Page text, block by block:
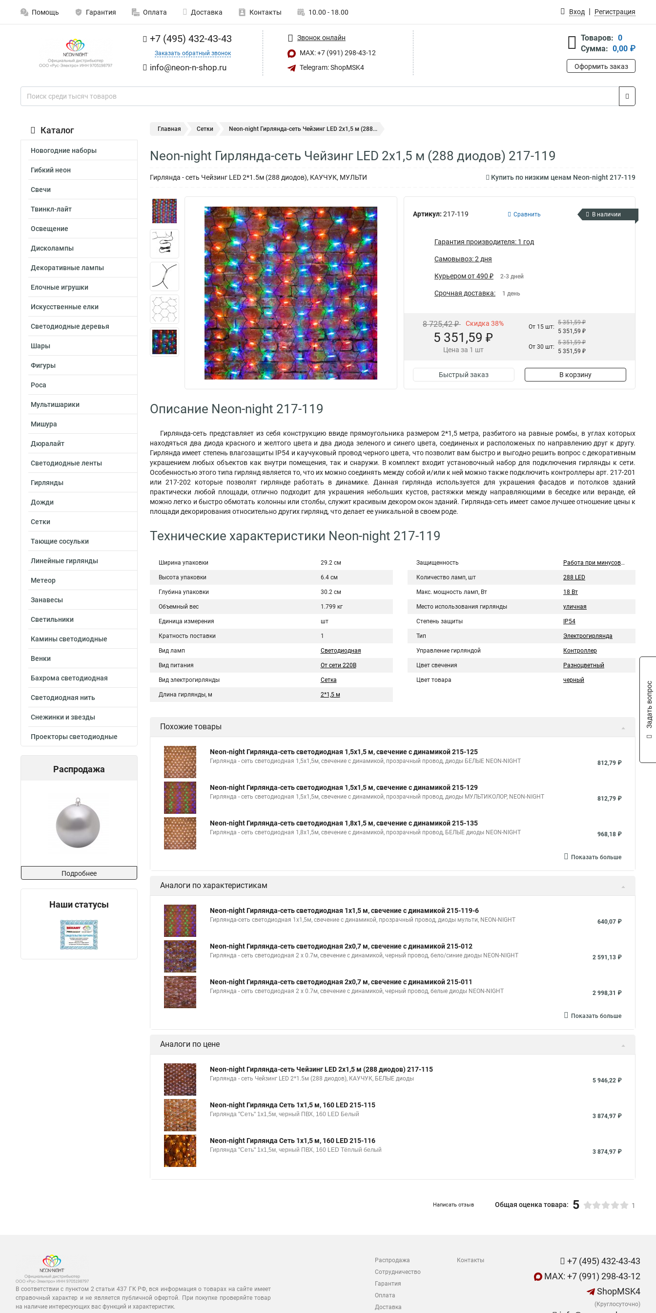
Помощь Гарантия Оплата Доставка Контакты 10.00 - 18.00 Вход Регистрация
+7 (495) 432-43-43
Заказать обратный звонок
info@neon-n-shop.ru
Звонок онлайн
MAX: +7 (991) 298-43-12
Telegram: ShopMSK4
Товаров: 0
Сумма: 0,00 ₽
Оформить заказ
Каталог
Новогодние наборы
Гибкий неон
Свечи
Твинкл-лайт
Освещение
Дисколампы
Декоративные лампы
Елочные игрушки
Искусственные елки
Светодиодные деревья
Шары
Фигуры
Роса
Мультишарики
Мишура
Дюралайт
Светодиодные ленты
Гирлянды
Дожди
Сетки
Тающие сосульки
Линейные гирлянды
Метеор
Занавесы
Светильники
Камины светодиодные
Венки
Бахрома светодиодная
Светодиодная нить
Снежинки и звезды
Проекторы светодиодные
Распродажа
Подробнее
Наши статусы
Главная Сетки Neon-night Гирлянда-сеть Чейзинг LED 2х1,5 м (288...
Neon-night Гирлянда-сеть Чейзинг LED 2х1,5 м (288 диодов) 217-119
Гирлянда - сеть Чейзинг LED 2*1.5м (288 диодов), КАУЧУК, МУЛЬТИ Купить по низким ценам Neon-night 217-119
Артикул: 217-119 Сравнить В наличии
Гарантия производителя: 1 год
Самовывоз: 2 дня
Курьером от 490 ₽ 2-3 дней
Срочная доставка: 1 день
8 725,42 ₽ Скидка 38%
5 351,59 ₽
Цена за 1 шт
От 15 шт:
5 351,59 ₽
5 351,59 ₽
От 30 шт:
5 351,59 ₽
5 351,59 ₽
Быстрый заказ В корзину
Описание Neon-night 217-119
Гирлянда-сеть представляет из себя конструкцию ввиде прямоугольника размером 2*1,5 метра, разбитого на равные ромбы, в углах которых
находяться два диода красного и желтого цвета и два диода зеленого и синего цвета, соединеных и расположеных по направлению друг к другу.
Гирлянда имеет степень влагозащиты IP54 и каучуковый провод черного цвета, что позволит вам быстро и выгодно решить вопрос с декоративным
украшением любых объектов как внутри помещения, так и снаружи. В комплект входит установочный набор для подключения гирлянды к сети.
Особенностью этого типа гирлянд является то, что их можно соединять между собой и/или к ней можно также подключить контроллеры арт. 217-201
или 217-202 которые позволят гирлянде работать в динамике. Данная гирлянда используется для украшения фасадов и потолков зданий
практически любой площади, отлично подходит для украшения небольших кустов, растяжки между направляющими в беседке или веранде, ей
можно легко и быстро обмотать колонны или столбы, служит красивым декором окон зданий. Гирлянда-сеть имеет самое лучшее отношение цены к
площади декорирования относительно других гирлянд, что делает ее уникальной в своем роде.
Технические характеристики Neon-night 217-119
Ширина упаковки 29.2 см
Высота упаковки 6.4 см
Глубина упаковки 30.2 см
Объемный вес 1.799 кг
Единица измерения шт
Кратность поставки 1
Вид ламп Светодиодная
Вид питания От сети 220В
Вид электрогирлянды Сетка
Длина гирлянды, м 2*1,5 м
Защищенность Работа при минусовых температурах
Количество ламп, шт 288 LED
Макс. мощность ламп, Вт 18 Вт
Место использования гирлянды уличная
Степень защиты IP54
Тип Электрогирлянда
Управление гирляндой Контроллер
Цвет свечения Разноцветный
Цвет товара черный
Похожие товары
Neon-night Гирлянда-сеть светодиодная 1,5х1,5 м, свечение с динамикой 215-125
Гирлянда - сеть светодиодная 1,5х1,5м, свечение с динамикой, прозрачный провод, диоды БЕЛЫЕ NEON-NIGHT 812,79 ₽
Neon-night Гирлянда-сеть светодиодная 1,5х1,5 м, свечение с динамикой 215-129
Гирлянда - сеть светодиодная 1,5х1,5м, свечение с динамикой, прозрачный провод, диоды МУЛЬТИКОЛОР, NEON-NIGHT 812,79 ₽
Neon-night Гирлянда-сеть светодиодная 1,8х1,5 м, свечение с динамикой 215-135
Гирлянда - сеть светодиодная 1,8х1,5м, свечение с динамикой, прозрачный провод, БЕЛЫЕ диоды NEON-NIGHT 968,18 ₽
Показать больше
Аналоги по характеристикам
Neon-night Гирлянда-сеть светодиодная 1х1,5 м, свечение с динамикой 215-119-6
Гирлянда-сеть светодиодная 1х1,5м, свечение с динамикой, прозрачный провод, диоды мульти, NEON-NIGHT 640,07 ₽
Neon-night Гирлянда-сеть светодиодная 2х0,7 м, свечение с динамикой 215-012
Гирлянда - сеть светодиодная 2 х 0.7м, свечение с динамикой, черный провод, бело/синие диоды NEON-NIGHT 2 591,13 ₽
Neon-night Гирлянда-сеть светодиодная 2х0,7 м, свечение с динамикой 215-011
Гирлянда - сеть светодиодная 2 х 0.7м, свечение с динамикой, черный провод, белые диоды NEON-NIGHT 2 998,31 ₽
Показать больше
Аналоги по цене
Neon-night Гирлянда-сеть Чейзинг LED 2х1,5 м (288 диодов) 217-115
Гирлянда - сеть Чейзинг LED 2*1.5м (288 диодов), КАУЧУК, БЕЛЫЕ диоды 5 946,22 ₽
Neon-night Гирлянда Сеть 1х1,5 м, 160 LED 215-115
Гирлянда "Сеть" 1х1,5м, черный ПВХ, 160 LED Белый 3 874,97 ₽
Neon-night Гирлянда Сеть 1х1,5 м, 160 LED 215-116
Гирлянда "Сеть" 1х1,5м, черный ПВХ, 160 LED Тёплый белый 3 874,97 ₽
Написать отзыв Общая оценка товара: 5 1
В соответствии с пунктом 2 статьи 437 ГК РФ, вся информация о товарах на сайте имеет
справочный характер и не является публичной офертой. При покупке проверяйте товар
на наличие интересующих вас функций и характеристик.
Распродажа
Сотрудничество
Гарантия
Оплата
Доставка
Контакты
+7 (495) 432-43-43
MAX: +7 (991) 298-43-12
ShopMSK4
(Круглосуточно)
Задать вопрос